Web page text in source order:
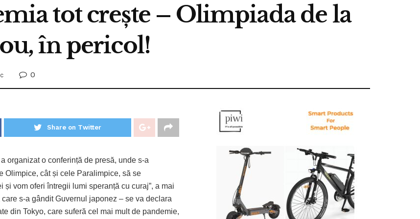
tot crește – Olimpiada de la
în pericol!
0
Share on Twitter
organizat o conferință de presă, unde s-a
Olimpice, cât și cele Paralimpice, să se
vom oferi întregii lumi speranță cu curaj”, a mai
s-a gândit Guvernul japonez – se va declara
din Tokyo, care suferă cel mai mult de pandemie,